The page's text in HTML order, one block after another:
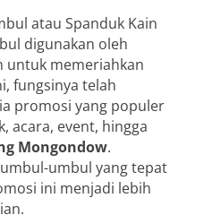
atau Spanduk Kain
digunakan oleh
untuk memeriahkan
fungsinya telah
promosi yang populer
acara, event, hingga
Mongondow.
umbul yang tepat
ini menjadi lebih